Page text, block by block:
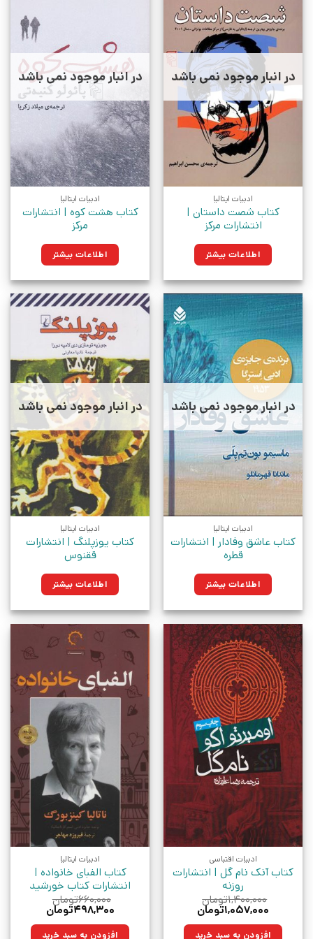
در انبار موجود نمی باشد
ادبیات ایتالیا
کتاب شصت داستان |
انتشارات مرکز
اطلاعات بیشتر
در انبار موجود نمی باشد
ادبیات ایتالیا
کتاب هشت کوه | انتشارات
مرکز
اطلاعات بیشتر
در انبار موجود نمی باشد
ادبیات ایتالیا
کتاب عاشق وفادار | انتشارات
قطره
اطلاعات بیشتر
در انبار موجود نمی باشد
ادبیات ایتالیا
کتاب یوزپلنگ | انتشارات
ققنوس
اطلاعات بیشتر
ادبیات اقتباسی
کتاب آنک نام گل | انتشارات
روزنه
۱,۴۰۰,۰۰۰تومان
قیمت
۱,۴۰۰,۰۰۰تومان
۱,۰۵۷,۰۰۰تومان
۱,۰۵۷,۰۰۰تومان. افزودن به سبد خرید
ادبیات ایتالیا
کتاب الفبای خانواده |
انتشارات کتاب خورشید
۶۶۰,۰۰۰تومان
قیمت
۶۶۰,۰۰۰تومان
۴۹۸,۳۰۰تومان
۴۹۸,۳۰۰تومان.افزودن به سبد خرید